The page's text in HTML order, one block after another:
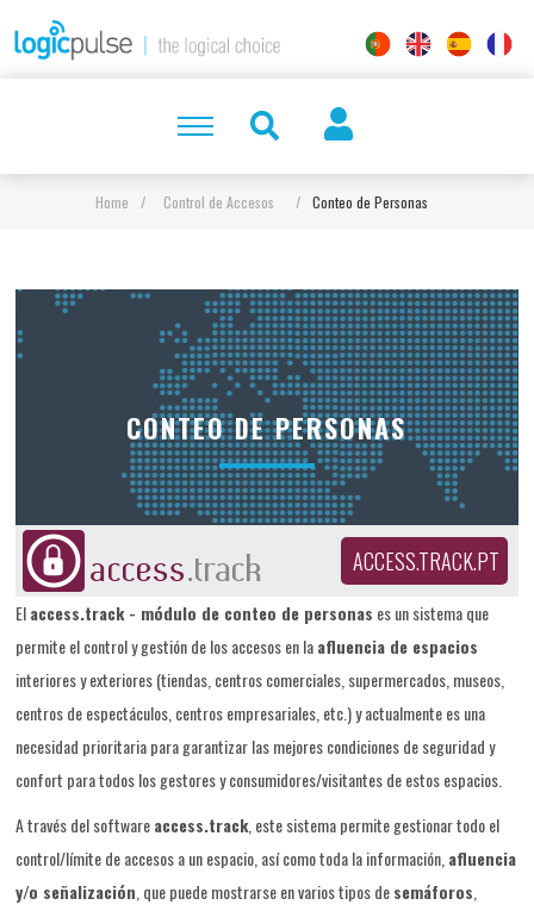
Home / Control de Accesos / Conteo de Personas
CONTEO DE PERSONAS
ACCESS.TRACK.PT
Elaccess.track - módulo de conteo de personas es un sistema que
permite el control y gestión de los accesos en laafluencia de espacios
interiores y exteriores (tiendas, centros comerciales, supermercados, museos,
centros de espectáculos, centros empresariales, etc.) y actualmente es una
necesidad prioritaria para garantizar las mejores condiciones de seguridad y
confort para todos los gestores y consumidores/visitantes de estos espacios.
A través del softwareaccess.track, este sistema permite gestionar todo el
control/límite de accesos a un espacio, así como toda la información, afluencia
y/o señalización , que puede mostrarse en varios tipos desemáforos